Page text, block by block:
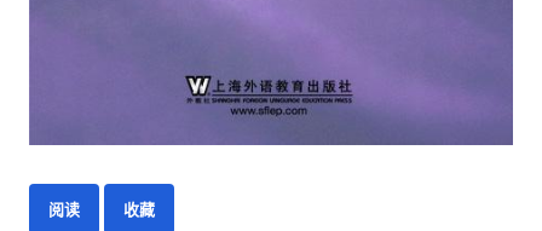
阅读 收藏